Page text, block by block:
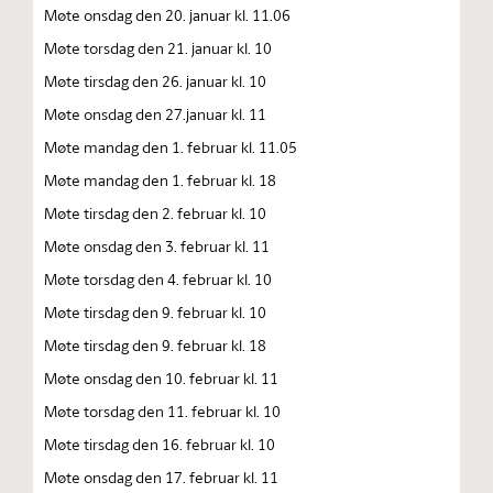
Møte onsdag den 20. januar kl. 11.06
Møte torsdag den 21. januar kl. 10
Møte tirsdag den 26. januar kl. 10
Møte onsdag den 27.januar kl. 11
Møte mandag den 1. februar kl. 11.05
Møte mandag den 1. februar kl. 18
Møte tirsdag den 2. februar kl. 10
Møte onsdag den 3. februar kl. 11
Møte torsdag den 4. februar kl. 10
Møte tirsdag den 9. februar kl. 10
Møte tirsdag den 9. februar kl. 18
Møte onsdag den 10. februar kl. 11
Møte torsdag den 11. februar kl. 10
Møte tirsdag den 16. februar kl. 10
Møte onsdag den 17. februar kl. 11